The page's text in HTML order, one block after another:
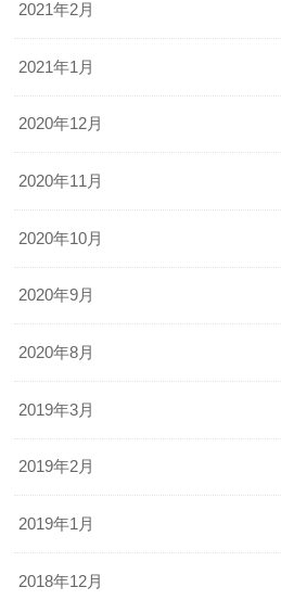
2021年2月
2021年1月
2020年12月
2020年11月
2020年10月
2020年9月
2020年8月
2019年3月
2019年2月
2019年1月
2018年12月